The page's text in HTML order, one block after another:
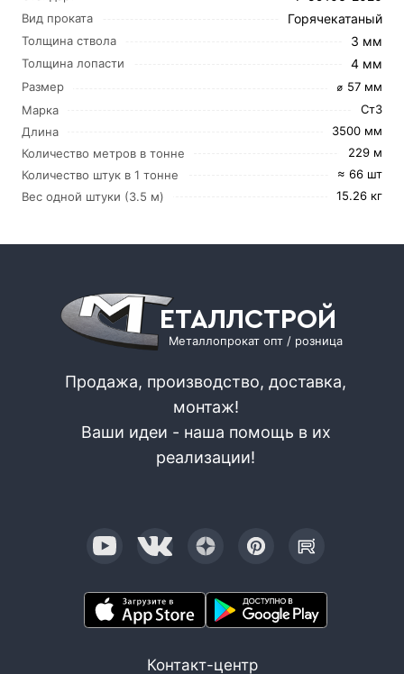
Вид проката Горячекатаный
Толщина ствола 3 мм
Толщина лопасти 4 мм
Размер
⌀ 57 мм
Марка
Ст3
Длина
3500 мм
Количество метров в тонне
229 м
Количество штук в 1 тонне
≈ 66 шт
Вес одной штуки (3.5 м)
15.26 кг
ЕТАЛЛСТРОЙ
Металлопрокат опт / розница
Продажа, производство, доставка,
монтаж!
Ваши идеи - наша помощь в их
реализации!
Контакт-центр